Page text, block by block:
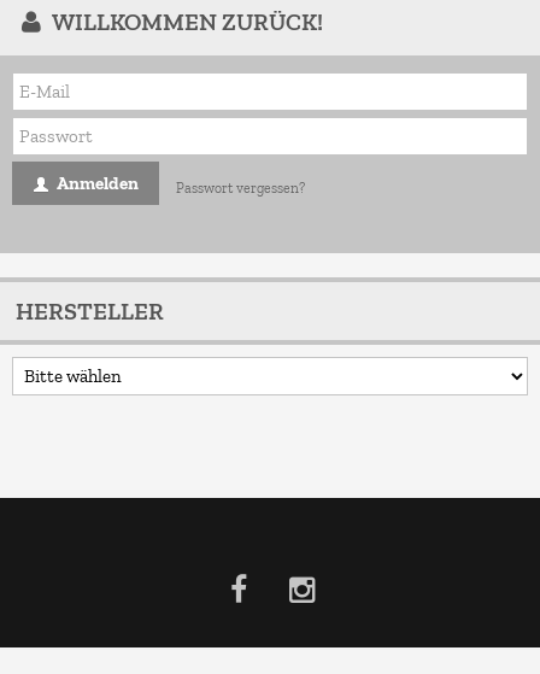
WILLKOMMEN ZURÜCK!
Anmelden Passwort vergessen?
HERSTELLER